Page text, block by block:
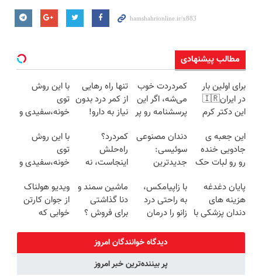
مطالب پیشنهادی
برای اولین بار
در ایران🇮🇷
این دکتر کرم
روزه ساخت!
کمردردت خوب
می‌شه، اگر این
پرسشنامه رو پر
تنها راه رهایی
از کمر درد بدون
نیاز به دارو!
با این روش
توی
خونه،سفیدی و
برگردون
(40%off)
این جعبه ی
جادویی خنده
رو رو لبات حک
خرید40%تخفیف
دندان مصنوعی
سوئیسی:
جدیدترین
سبک و مقاوم |
پرداخت قسطی
کمردرد؟
راه‌حلش
اینجاست، نه
با این روش
توی
خونه،سفیدی و
برگردون(40%off)
پایان دغدغه
هزینه های
دندان پزشکی با
با زاپیامکس،
به راحتی درد
زانو را درمان
ماشین سمند و
دنا گذاشتی
برای فروش ؟
راحت بفروش
ویدیو هولناک
از جوان کارتن
خوابی که
دیدگاه خوانندگان امروز
پر بیننده‌ترین خبر امروز